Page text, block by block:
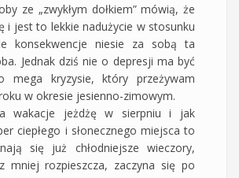
ze „zwykłym dołkiem” mówią, że
i jest to lekkie nadużycie w stosunku
konsekwencje niesie za sobą ta
Jednak dziś nie o depresji ma być
mega kryzysie, który przeżywam
w okresie jesienno-zimowym.
wakacje jeżdżę w sierpniu i jak
ciepłego i słonecznego miejsca to
się już chłodniejsze wieczory,
mniej rozpieszcza, zaczyna się po